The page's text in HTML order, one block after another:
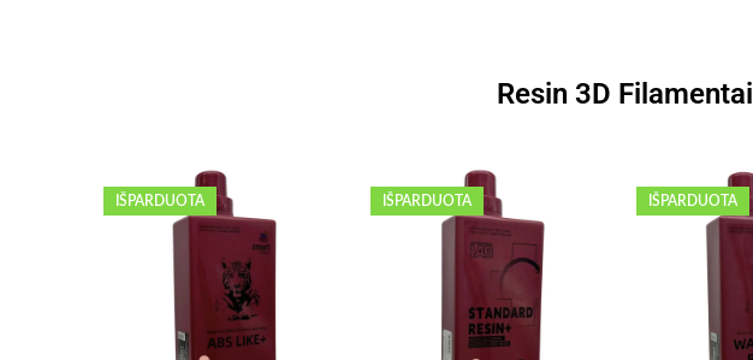
Resin 3D Filamentai
IŠPARDUOTA IŠPARDUOTA IŠPARDUOTA